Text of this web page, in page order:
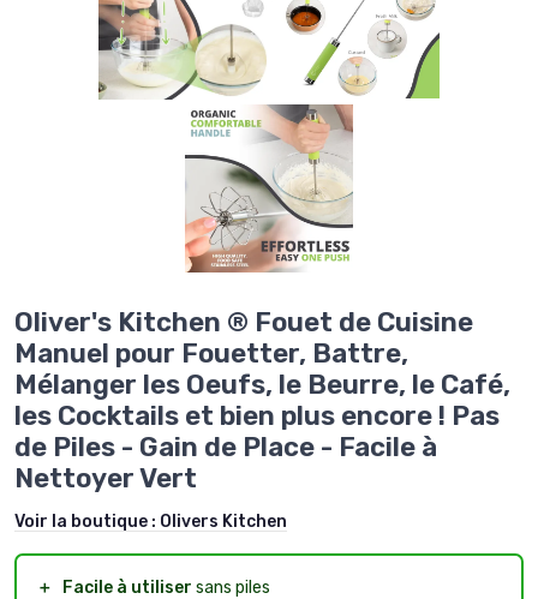
Oliver's Kitchen ® Fouet de Cuisine
Manuel pour Fouetter, Battre,
Mélanger les Oeufs, le Beurre, le Café,
les Cocktails et bien plus encore ! Pas
de Piles - Gain de Place - Facile à
Nettoyer Vert
Voir la boutique : Olivers Kitchen
＋ Facile à utiliser sans piles